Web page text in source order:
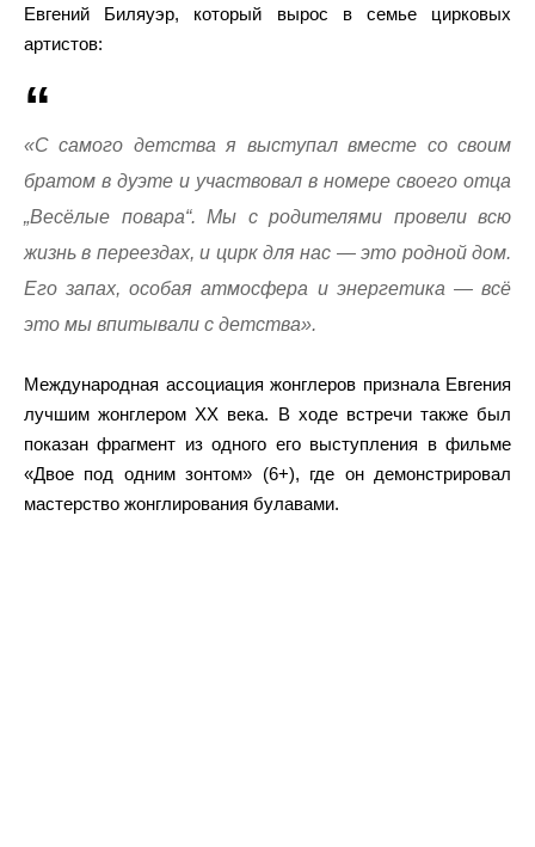
Евгений Биляуэр, который вырос в семье цирковых
артистов:
«С самого детства я выступал вместе со своим
братом в дуэте и участвовал в номере своего отца
„Весёлые повара“. Мы с родителями провели всю
жизнь в переездах, и цирк для нас — это родной дом.
Его запах, особая атмосфера и энергетика — всё
это мы впитывали с детства».
Международная ассоциация жонглеров признала Евгения
лучшим жонглером XX века. В ходе встречи также был
показан фрагмент из одного его выступления в фильме
«Двое под одним зонтом» (6+), где он демонстрировал
мастерство жонглирования булавами.